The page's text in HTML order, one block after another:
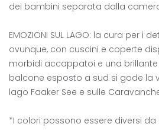
dei bambini separata dalla
EMOZIONI SUL LAGO: la cura per i
ovunque, con cuscini e coperte
morbidi accappatoi e una brillante
balcone esposto a sud si gode la
lago Faaker See e sulle
*I colori possono essere diversi